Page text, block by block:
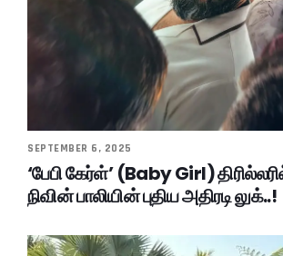
SEPTEMBER 6, 2025
‘பேபி கேர்ள்’ (Baby Girl)
நிவின் பாலியின் புதிய அதிரடி லுக்..!